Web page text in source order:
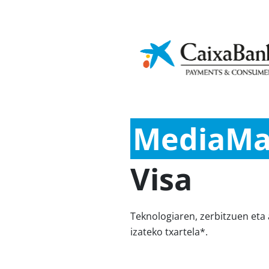
Visa
Teknologiaren, zerbitzuen
izateko txartela*.